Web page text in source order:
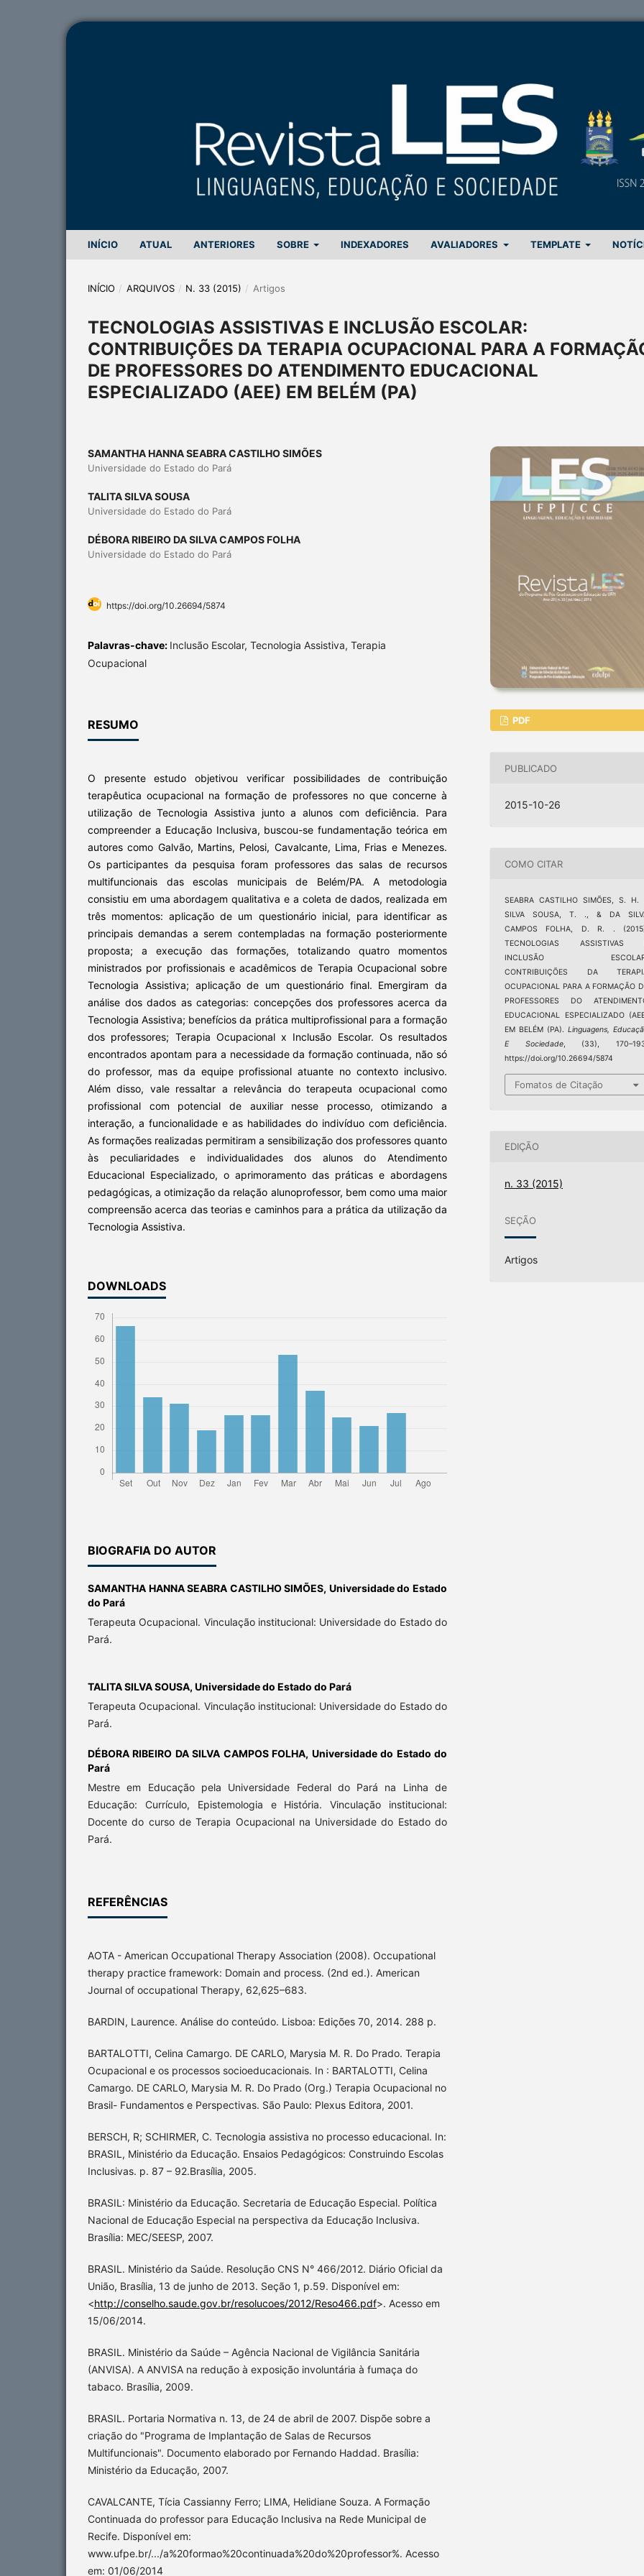
INÍCIO ATUAL ANTERIORES SOBRE INDEXADORES AVALIADORES TEMPLATE
INÍCIO / ARQUIVOS / N. 33 (2015) / Artigos
TECNOLOGIAS ASSISTIVAS E INCLUSÃO ESCOLAR:
CONTRIBUIÇÕES DA TERAPIA OCUPACIONAL PARA A
DE PROFESSORES DO ATENDIMENTO EDUCACIONAL
ESPECIALIZADO (AEE) EM BELÉM (PA)
SAMANTHA HANNA SEABRA CASTILHO SIMÕES
Universidade do Estado do Pará
TALITA SILVA SOUSA
Universidade do Estado do Pará
DÉBORA RIBEIRO DA SILVA CAMPOS FOLHA
Universidade do Estado do Pará
https://doi.org/10.26694/5874
Palavras-chave: Inclusão Escolar, Tecnologia Assistiva, Terapia
Ocupacional
RESUMO
O presente estudo objetivou verificar possibilidades de contribuição
terapêutica ocupacional na formação de professores no que concerne à
utilização de Tecnologia Assistiva junto a alunos com deficiência. Para
compreender a Educação Inclusiva, buscou-se fundamentação teórica em
autores como Galvão, Martins, Pelosi, Cavalcante, Lima, Frias e Menezes.
Os participantes da pesquisa foram professores das salas de recursos
multifuncionais das escolas municipais de Belém/PA. A metodologia
consistiu em uma abordagem qualitativa e a coleta de dados, realizada em
três momentos: aplicação de um questionário inicial, para identificar as
principais demandas a serem contempladas na formação posteriormente
proposta; a execução das formações, totalizando quatro momentos
ministrados por profissionais e acadêmicos de Terapia Ocupacional sobre
Tecnologia Assistiva; aplicação de um questionário final. Emergiram da
análise dos dados as categorias: concepções dos professores acerca da
Tecnologia Assistiva; benefícios da prática multiprofissional para a formação
dos professores; Terapia Ocupacional x Inclusão Escolar. Os resultados
encontrados apontam para a necessidade da formação continuada, não só
do professor, mas da equipe profissional atuante no contexto inclusivo.
Além disso, vale ressaltar a relevância do terapeuta ocupacional como
profissional com potencial de auxiliar nesse processo, otimizando a
interação, a funcionalidade e as habilidades do indivíduo com deficiência.
As formações realizadas permitiram a sensibilização dos professores quanto
às peculiaridades e individualidades dos alunos do Atendimento
Educacional Especializado, o aprimoramento das práticas e abordagens
pedagógicas, a otimização da relação alunoprofessor, bem como uma maior
compreensão acerca das teorias e caminhos para a prática da utilização da
Tecnologia Assistiva.
DOWNLOADS
BIOGRAFIA DO AUTOR
SAMANTHA HANNA SEABRA CASTILHO SIMÕES, Universidade do Estado
do Pará
Terapeuta Ocupacional. Vinculação institucional: Universidade do Estado do
Pará.
TALITA SILVA SOUSA, Universidade do Estado do Pará
Terapeuta Ocupacional. Vinculação institucional: Universidade do Estado do
Pará.
DÉBORA RIBEIRO DA SILVA CAMPOS FOLHA, Universidade do Estado do
Pará
Mestre em Educação pela Universidade Federal do Pará na Linha de
Educação: Currículo, Epistemologia e História. Vinculação institucional:
Docente do curso de Terapia Ocupacional na Universidade do Estado do
Pará.
REFERÊNCIAS
AOTA - American Occupational Therapy Association (2008). Occupational
therapy practice framework: Domain and process. (2nd ed.). American
Journal of occupational Therapy, 62,625–683.
BARDIN, Laurence. Análise do conteúdo. Lisboa: Edições 70, 2014. 288 p.
BARTALOTTI, Celina Camargo. DE CARLO, Marysia M. R. Do Prado. Terapia
Ocupacional e os processos socioeducacionais. In : BARTALOTTI, Celina
Camargo. DE CARLO, Marysia M. R. Do Prado (Org.) Terapia Ocupacional no
Brasil- Fundamentos e Perspectivas. São Paulo: Plexus Editora, 2001.
BERSCH, R; SCHIRMER, C. Tecnologia assistiva no processo educacional. In:
BRASIL, Ministério da Educação. Ensaios Pedagógicos: Construindo Escolas
Inclusivas. p. 87 – 92.Brasília, 2005.
BRASIL: Ministério da Educação. Secretaria de Educação Especial. Política
Nacional de Educação Especial na perspectiva da Educação Inclusiva.
Brasília: MEC/SEESP, 2007.
BRASIL. Ministério da Saúde. Resolução CNS N° 466/2012. Diário Oficial da
União, Brasília, 13 de junho de 2013. Seção 1, p.59. Disponível em:
<http://conselho.saude.gov.br/resolucoes/2012/Reso466.pdf>. Acesso em
15/06/2014.
BRASIL. Ministério da Saúde – Agência Nacional de Vigilância Sanitária
(ANVISA). A ANVISA na redução à exposição involuntária à fumaça do
tabaco. Brasília, 2009.
BRASIL. Portaria Normativa n. 13, de 24 de abril de 2007. Dispõe sobre a
criação do "Programa de Implantação de Salas de Recursos
Multifuncionais". Documento elaborado por Fernando Haddad. Brasília:
Ministério da Educação, 2007.
CAVALCANTE, Tícia Cassianny Ferro; LIMA, Helidiane Souza. A Formação
Continuada do professor para Educação Inclusiva na Rede Municipal de
Recife. Disponível em:
www.ufpe.br/.../a%20formao%20continuada%20do%20professor%. Acesso
em: 01/06/2014
PDF
PUBLICADO
2015-10-26
COMO CITAR
SEABRA CASTILHO SIMÕES, S. H.
SILVA SOUSA, T. ., & DA
CAMPOS FOLHA, D. R. .
TECNOLOGIAS ASSISTIVAS
INCLUSÃO
CONTRIBUIÇÕES DA
OCUPACIONAL PARA A FORMAÇÃO
PROFESSORES DO
EDUCACIONAL ESPECIALIZADO
EM BELÉM (PA). Linguagens,
E Sociedade, (33),
https://doi.org/10.26694/5874
Fomatos de Citação
EDIÇÃO
n. 33 (2015)
SEÇÃO
Artigos